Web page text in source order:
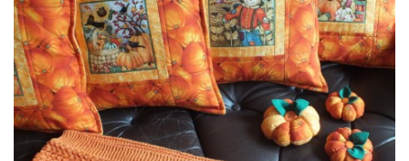
MOJE POSLEDNÍ PRÁCE